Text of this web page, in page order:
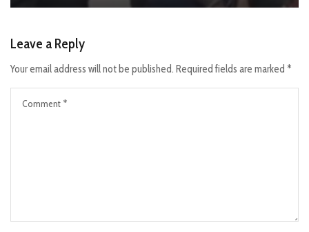
Leave a Reply
Your email address will not be published. Required fields are marked *